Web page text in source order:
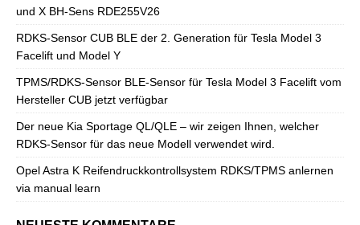
und X BH-Sens RDE255V26
RDKS-Sensor CUB BLE der 2. Generation für Tesla Model 3
Facelift und Model Y
TPMS/RDKS-Sensor BLE-Sensor für Tesla Model 3 Facelift vom
Hersteller CUB jetzt verfügbar
Der neue Kia Sportage QL/QLE – wir zeigen Ihnen, welcher
RDKS-Sensor für das neue Modell verwendet wird.
Opel Astra K Reifendruckkontrollsystem RDKS/TPMS anlernen
via manual learn